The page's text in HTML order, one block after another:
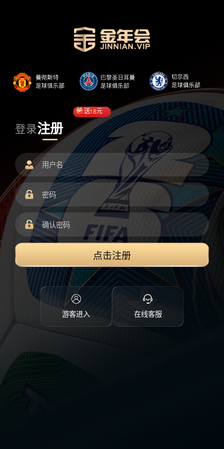
登录注册
送18元
点击注册
游客进入 在线客服